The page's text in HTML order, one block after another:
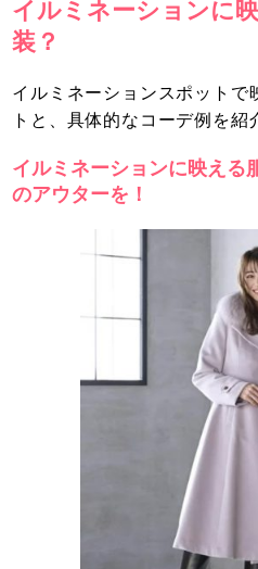
イルミネーションに
装？
イルミネーションスポットで
トと、具体的なコーデ例を紹
イルミネーションに映える
のアウターを！